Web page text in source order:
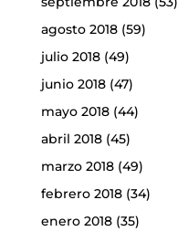
agosto 2018(59)
julio 2018(49)
junio 2018(47)
mayo 2018(44)
abril 2018(45)
marzo 2018(49)
febrero 2018(34)
enero 2018(35)